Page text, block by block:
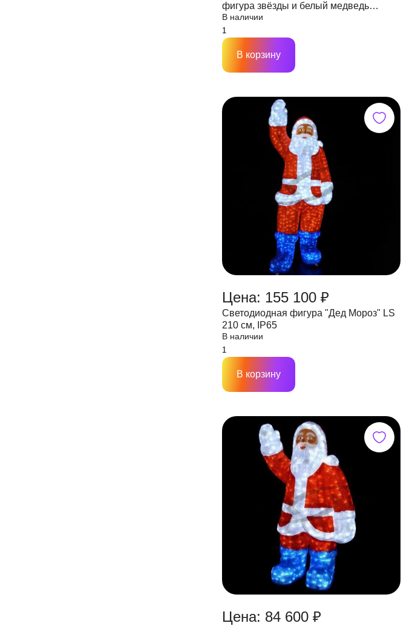
фигура звёзды и белый медведь
В:280см*Ш:400см 300W IP65
В наличии
В корзину
Цена: 155 100 ₽
Светодиодная фигура "Дед Мороз" LS
210 см, IP65
В наличии
В корзину
Цена: 84 600 ₽